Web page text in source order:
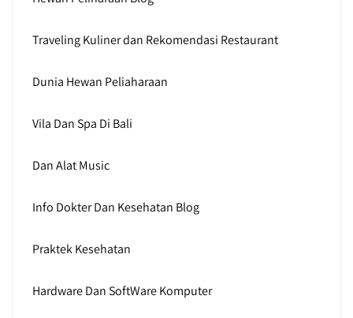
Traveling Kuliner dan Rekomendasi Restaurant
Dunia Hewan Peliaharaan
Vila Dan Spa Di Bali
Dan Alat Music
Info Dokter Dan Kesehatan Blog
Praktek Kesehatan
Hardware Dan SoftWare Komputer